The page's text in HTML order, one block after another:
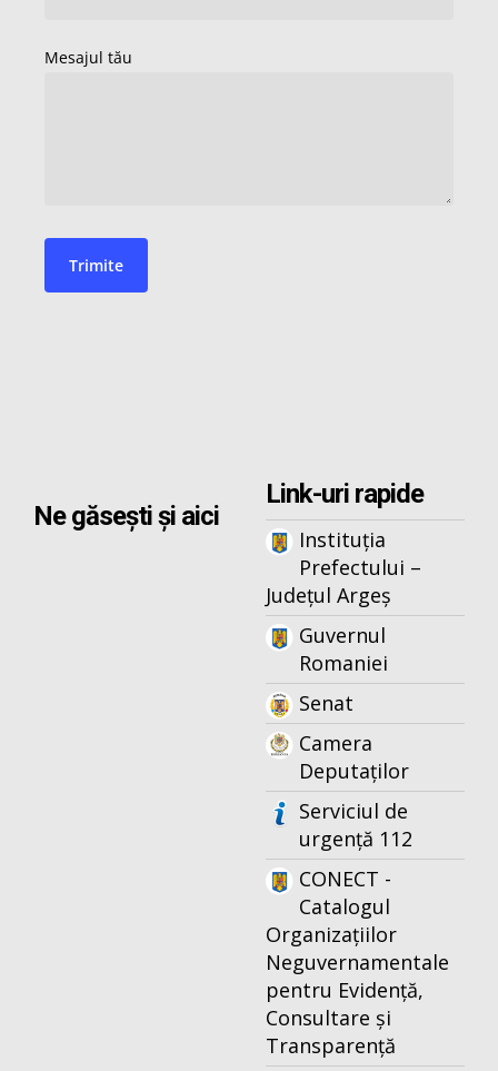
Ne găsești și aici
Link-uri rapide
Instituția
Prefectului –
Județul Argeș
Guvernul
Romaniei
Senat
Camera
Deputaților
Serviciul de
urgență 112
CONECT -
Catalogul
Organizațiilor
Neguvernamentale
pentru Evidență,
Consultare și
Transparență